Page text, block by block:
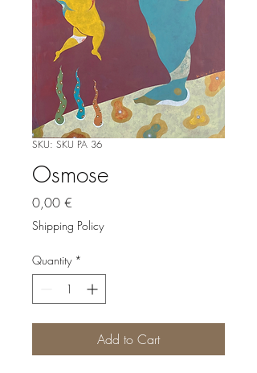
SKU: SKU PA 36
Osmose
0,00 €
Shipping Policy
Quantity *
Add to Cart